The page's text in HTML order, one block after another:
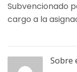
Subvencionado
cargo a la
Sobre